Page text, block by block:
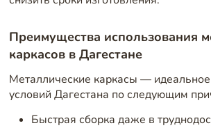
Преимущества использования
каркасов в Дагестане
Металлические каркасы —
условий Дагестана по следующим
Быстрая сборка даже в